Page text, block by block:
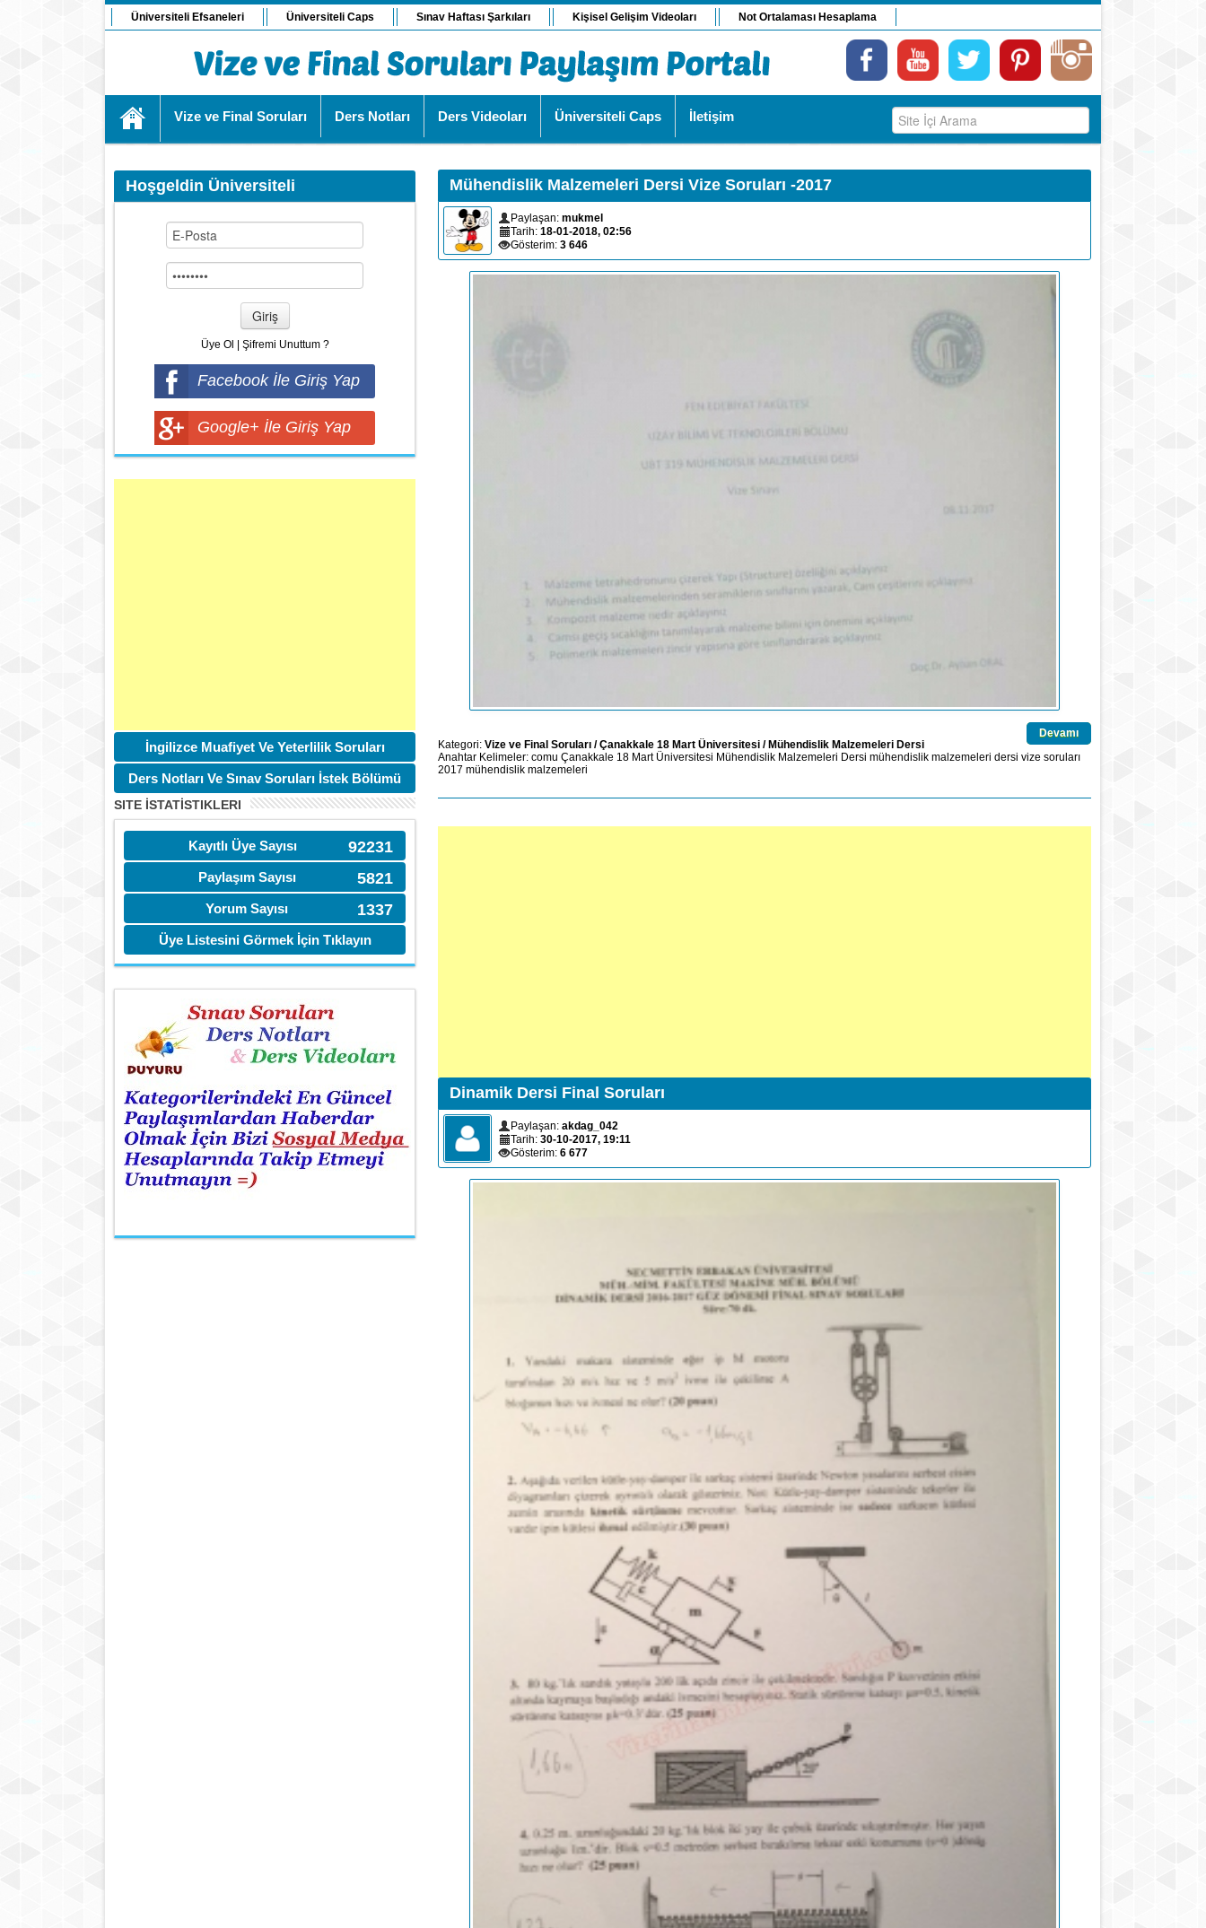
Üniversiteli Efsaneleri Üniversiteli Caps Sınav Haftası Şarkıları Kişisel Gelişim Videoları Not Ortalaması Hesaplama
Vize ve Final Soruları Ders Notları Ders Videoları Üniversiteli Caps İletişim
Hoşgeldin Üniversiteli
Giriş
Üye Ol Şifremi Unuttum ?
Facebook İle Giriş Yap
Google+ İle Giriş Yap
İngilizce Muafiyet Ve Yeterlilik Soruları
Ders Notları Ve Sınav Soruları İstek Bölümü
SITE İSTATİSTIKLERI
92231
Kayıtlı Üye Sayısı
5821
Paylaşım Sayısı
1337
Yorum Sayısı
Üye Listesini Görmek İçin Tıklayın
Mühendislik Malzemeleri Dersi Vize Soruları -2017
Paylaşan: mukmel
Tarih: 18-01-2018, 02:56
Gösterim: 3 646
Devamı
Kategori: Vize ve Final Soruları /Çanakkale 18 Mart Üniversitesi / Mühendislik Malzemeleri Dersi
Anahtar Kelimeler: comu Çanakkale 18 Mart Üniversitesi Mühendislik Malzemeleri Dersi mühendislik malzemeleri dersi vize soruları
2017 mühendislik malzemeleri
Dinamik Dersi Final Soruları
Paylaşan: akdag_042
Tarih: 30-10-2017, 19:11
Gösterim: 6 677